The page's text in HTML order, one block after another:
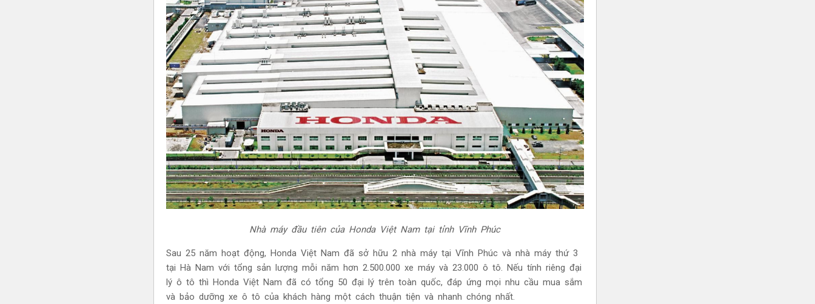
Nhà máy đầu tiên của Honda Việt Nam tại tỉnh Vĩnh Phúc
Sau 25 năm hoạt động, Honda Việt Nam đã sở hữu 2 nhà máy tại Vĩnh Phúc và nhà máy thứ 3
tại Hà Nam với tổng sản lượng mỗi năm hơn 2.500.000 xe máy và 23.000 ô tô. Nếu tính riêng đại
lý ô tô thì Honda Việt Nam đã có tổng 50 đại lý trên toàn quốc, đáp ứng mọi nhu cầu mua sắm
và bảo dưỡng xe ô tô của khách hàng một cách thuận tiện và nhanh chóng nhất.